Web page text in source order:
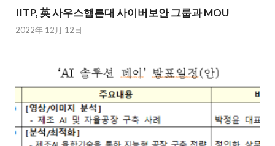
IITP, 英 사우스햄튼대 사이버보안 그룹과 MOU
2022年 12月 12日